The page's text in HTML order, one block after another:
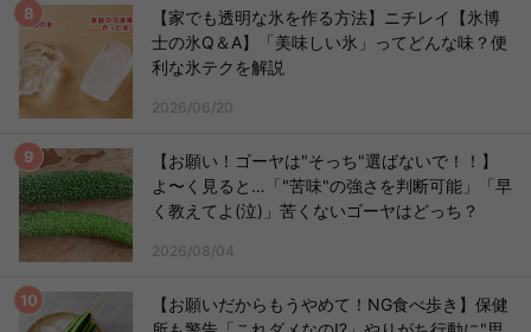
【家でも透明な氷を作る方法】ニチレイ【氷博
士の氷Q＆A】「美味しい氷」ってどんな味？便
利な氷テクを解説
2026/06/20
【お願い！ゴーヤは"そっち"選ばないで！！】
よ〜く見ると…「"苦味"の強さを判断可能」「早
く教えてよ(泣)」苦くないゴーヤはどっち？
2026/08/04
【お願いだからもうやめて！NG食べ歩き】保健